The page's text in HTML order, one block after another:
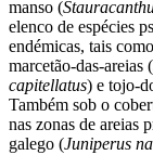
manso (
elenco de espécies
endémicas, tais
marcetão-das-areias (
capitellatus) e tojo-
Também sob o
nas zonas de areias
galego (Juniperus